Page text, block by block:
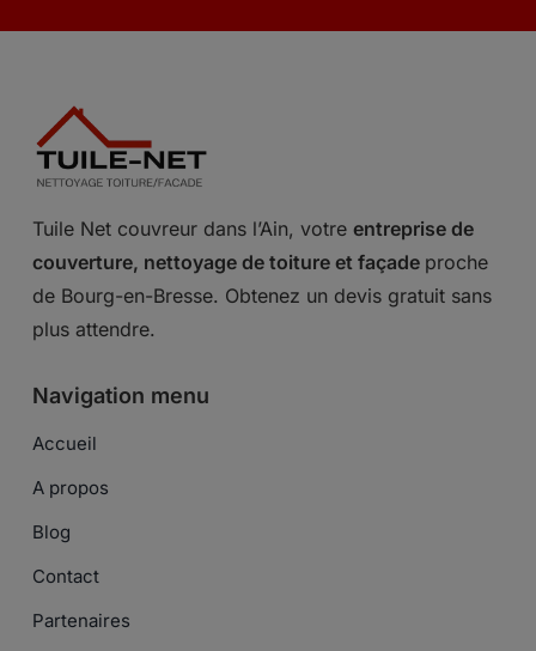
Tuile Net couvreur dans l’Ain, votre entreprise de
couverture, nettoyage de toiture et façade proche
de Bourg-en-Bresse. Obtenez un devis gratuit sans
plus attendre.
Navigation menu
Accueil
A propos
Blog
Contact
Partenaires